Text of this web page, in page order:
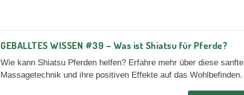
GEBALLTES WISSEN #39 – Was ist Shiatsu für Pferde?
Wie kann Shiatsu Pferden helfen? Erfahre mehr über diese sanfte
Massagetechnik und ihre positiven Effekte auf das Wohlbefinden.